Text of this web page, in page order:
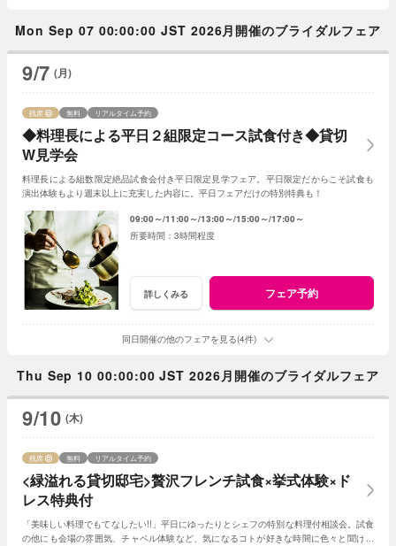
Mon Sep 07 00:00:00 JST 2026月開催のブライダルフェア
9/7 (月)
◆料理長による平日２組限定コース試食付き◆貸切
W見学会
残席 無料 リアルタイム予約
料理長による組数限定絶品試食会付き平日限定見学フェア。平日限定だからこそ試食も
演出体験もより週末以上に充実した内容に。平日フェアだけの特別特典も！
09:00～ 11:00～ 13:00～ 15:00～ 17:00～
3時間程度
詳しくみる フェア予約
同日開催の他のフェアを見る(4件)
Thu Sep 10 00:00:00 JST 2026月開催のブライダルフェア
9/10 (木)
<緑溢れる貸切邸宅>贅沢フレンチ試食×挙式体験×ド
レス特典付
残席 無料 リアルタイム予約
「美味しい料理でもてなしたい!!」平日にゆったりとシェフの特別な料理付相談会。試食
の他にも会場の雰囲気、チャペル体験など、気になるコトが好きな時間に色々と聞けま